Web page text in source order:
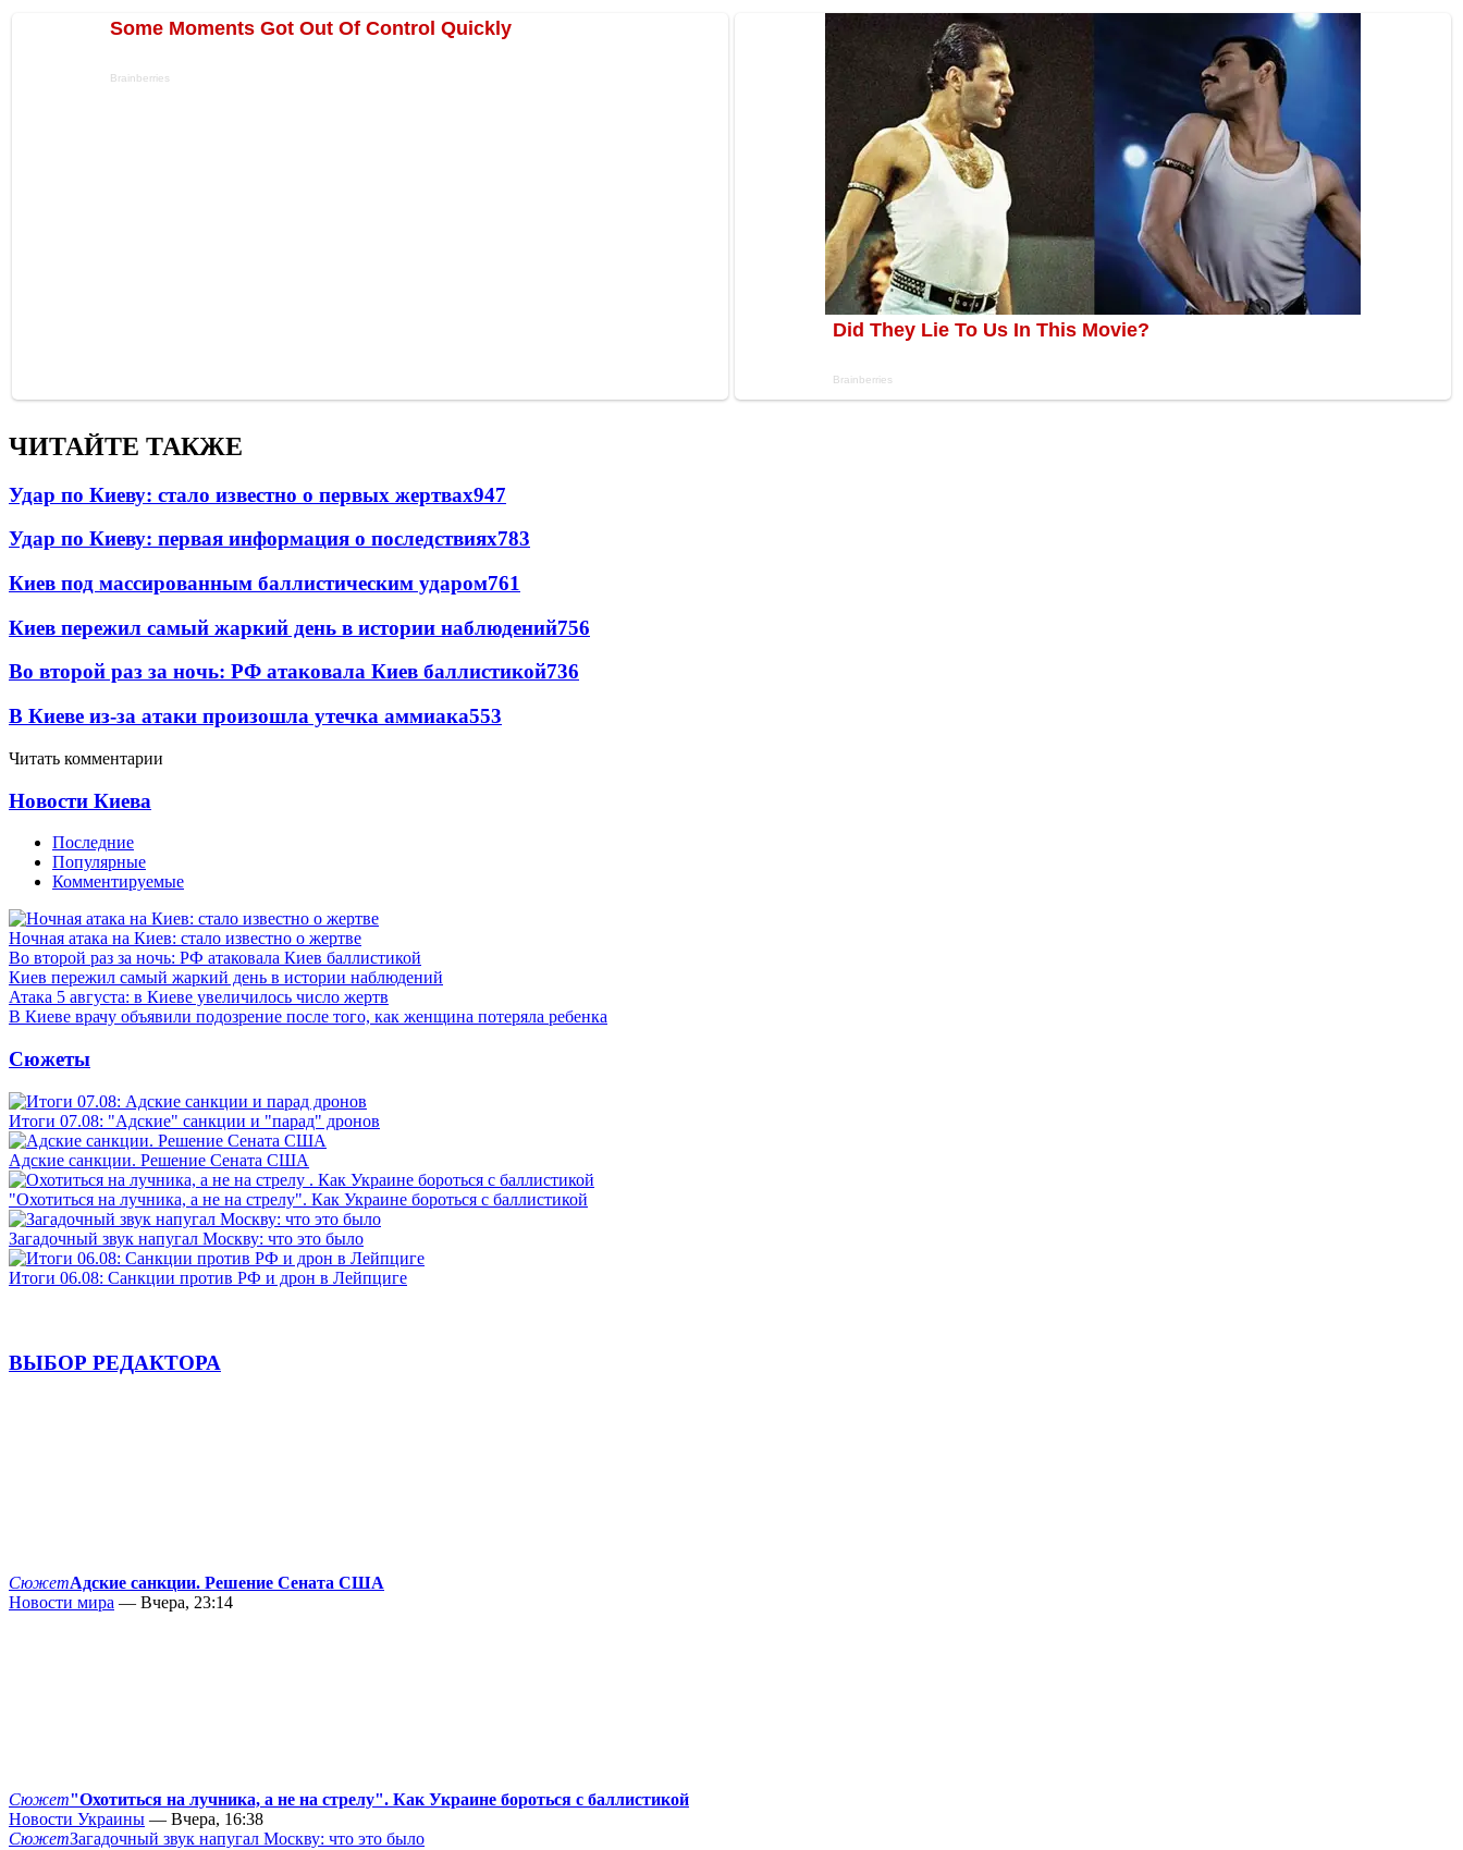
ЧИТАЙТЕ ТАКЖЕ
Удар по Киеву: стало известно о первых жертвах947
Удар по Киеву: первая информация о последствиях783
Киев под массированным баллистическим ударом761
Киев пережил самый жаркий день в истории наблюдений756
Во второй раз за ночь: РФ атаковала Киев баллистикой736
В Киеве из-за атаки произошла утечка аммиака553
Читать комментарии
Новости Киева
Последние
Популярные
Комментируемые
Ночная атака на Киев: стало известно о жертве
Во второй раз за ночь: РФ атаковала Киев баллистикой
Киев пережил самый жаркий день в истории наблюдений
Атака 5 августа: в Киеве увеличилось число жертв
В Киеве врачу объявили подозрение после того, как женщина потеряла ребенка
Сюжеты
Итоги 07.08: "Адские" санкции и "парад" дронов
Адские санкции. Решение Сената США
"Охотиться на лучника, а не на стрелу". Как Украине бороться с баллистикой
Загадочный звук напугал Москву: что это было
Итоги 06.08: Санкции против РФ и дрон в Лейпциге
ВЫБОР РЕДАКТОРА
СюжетАдские санкции. Решение Сената США
Новости мира — Вчера, 23:14
Сюжет"Охотиться на лучника, а не на стрелу". Как Украине бороться с баллистикой
Новости Украины — Вчера, 16:38
СюжетЗагадочный звук напугал Москву: что это было